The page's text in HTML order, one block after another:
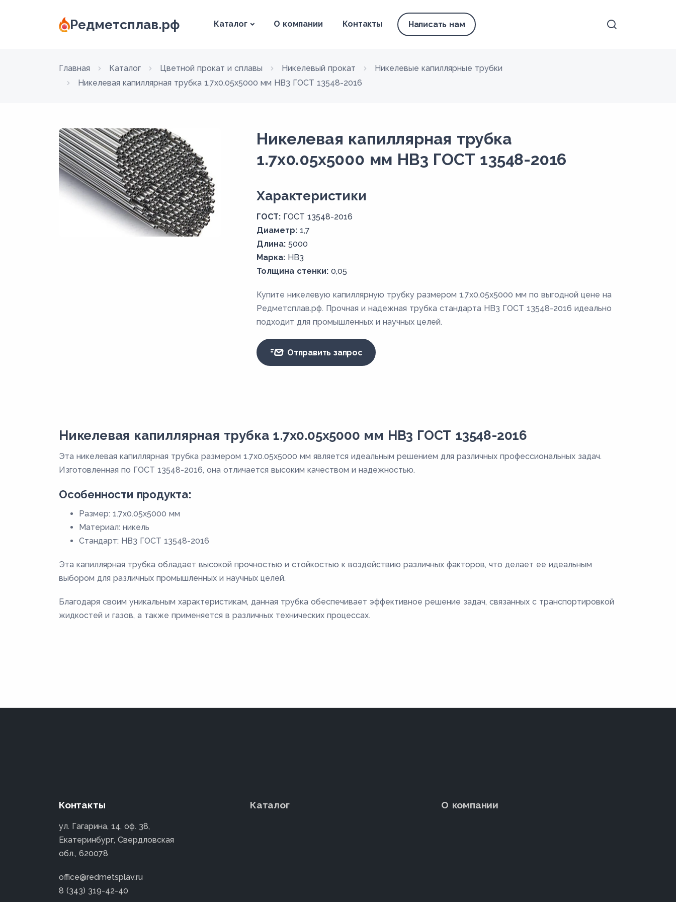
Редметсплав.рф Каталог О компании Контакты Написать нам
Главная Каталог Цветной прокат и сплавы Никелевый прокат
Никелевые капиллярные трубки
Никелевая капиллярная трубка 1.7х0.05х5000 мм НВ3 ГОСТ 13548-2016
Никелевая капиллярная трубка
1.7х0.05х5000 мм НВ3 ГОСТ 13548-2016
Xарактеристики
ГОСТ: ГОСТ 13548-2016
Диаметр: 1,7
Длина: 5000
Марка: НВ3
Толщина стенки: 0,05
Купите никелевую капиллярную трубку размером 1.7х0.05х5000 мм по выгодной цене на
Редметсплав.рф. Прочная и надежная трубка стандарта НВ3 ГОСТ 13548-2016 идеально
подходит для промышленных и научных целей.
Отправить запрос
Никелевая капиллярная трубка 1.7х0.05х5000 мм НВ3 ГОСТ 13548-2016
Эта никелевая капиллярная трубка размером 1.7х0.05х5000 мм является идеальным решением для различных профессиональных задач.
Изготовленная по ГОСТ 13548-2016, она отличается высоким качеством и надежностью.
Особенности продукта:
Размер: 1.7х0.05х5000 мм
Материал: никель
Стандарт: НВ3 ГОСТ 13548-2016
Эта капиллярная трубка обладает высокой прочностью и стойкостью к воздействию различных факторов, что делает ее идеальным
выбором для различных промышленных и научных целей.
Благодаря своим уникальным характеристикам, данная трубка обеспечивает эффективное решение задач, связанных с транспортировкой
жидкостей и газов, а также применяется в различных технических процессах.
Контакты
ул. Гагарина, 14, оф. 38,
Екатеринбург, Свердловская
обл., 620078
office@redmetsplav.ru
8 (343) 319-42-40
Каталог О компании